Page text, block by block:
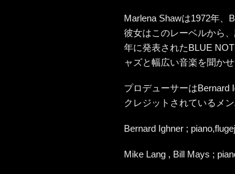
Marlena Shawは1972年、
彼女はこのレーベルから
年に発表されたBLUE
ャズと幅広い音楽を聞か
プロデューサーはBernard
クレジットされているメ
Bernard Ighner ;
Mike Lang , Bill Mays ;